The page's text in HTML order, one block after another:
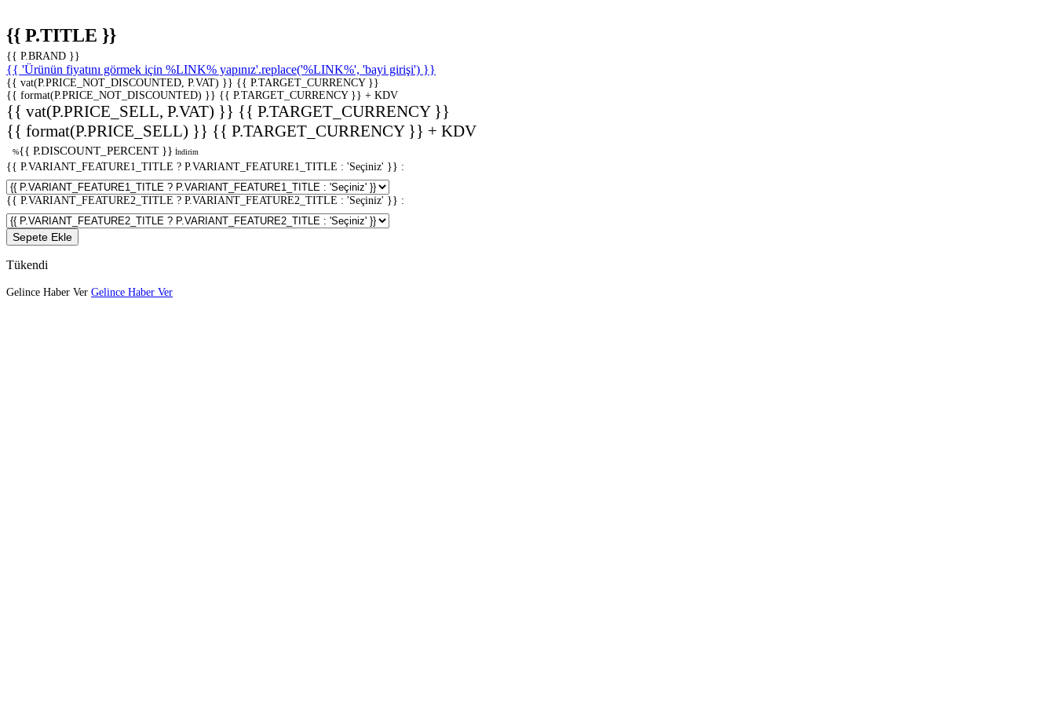
{{ P.TITLE }}
{{ P.BRAND }}
{{ 'Ürünün fiyatını görmek için %LINK% yapınız'.replace('%LINK%', 'bayi girişi') }}
{{ vat(P.PRICE_NOT_DISCOUNTED, P.VAT) }} {{ P.TARGET_CURRENCY }}
{{ format(P.PRICE_NOT_DISCOUNTED) }} {{ P.TARGET_CURRENCY }} + KDV
{{ vat(P.PRICE_SELL, P.VAT) }} {{ P.TARGET_CURRENCY }}
{{ format(P.PRICE_SELL) }} {{ P.TARGET_CURRENCY }} + KDV
%{{ P.DISCOUNT_PERCENT }} İndirim
{{ P.VARIANT_FEATURE1_TITLE ? P.VARIANT_FEATURE1_TITLE : 'Seçiniz' }} :
{{ P.VARIANT_FEATURE2_TITLE ? P.VARIANT_FEATURE2_TITLE : 'Seçiniz' }} :
Sepete Ekle
Tükendi
Gelince Haber Ver Gelince Haber Ver